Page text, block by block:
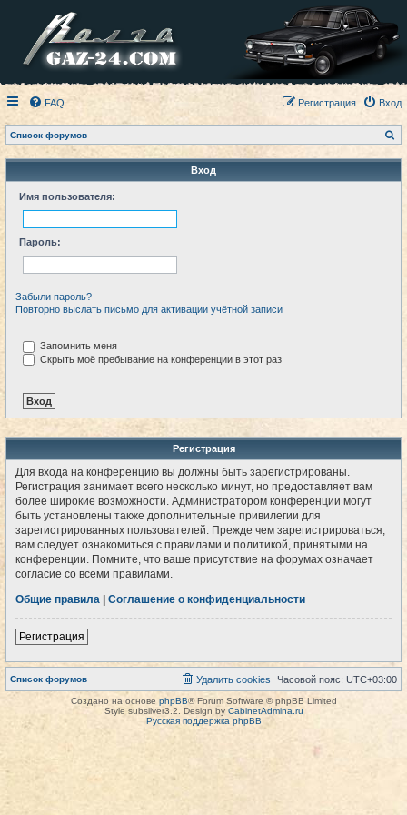
FAQ Вход
Регистрация
Список форумов
о
с
Вход
Имя пользователя:
Пароль:
Забыли пароль?
Повторно выслать письмо для активации учётной записи
Запомнить меня
Скрыть моё пребывание на конференции в этот раз
Регистрация
Для входа на конференцию вы должны быть зарегистрированы.
Регистрация занимает всего несколько минут, но предоставляет вам
более широкие возможности. Администратором конференции могут
быть установлены также дополнительные привилегии для
зарегистрированных пользователей. Прежде чем зарегистрироваться,
вам следует ознакомиться с правилами и политикой, принятыми на
конференции. Помните, что ваше присутствие на форумах означает
согласие со всеми правилами.
Общие правила
Соглашение о конфиденциальности
Регистрация
Список форумов Часовой пояс: UTC+03:00
Удалить cookies
Создано на основе phpBB® Forum Software © phpBB Limited
Style subsilver3.2. Design by CabinetAdmina.ru
Русская поддержка phpBB